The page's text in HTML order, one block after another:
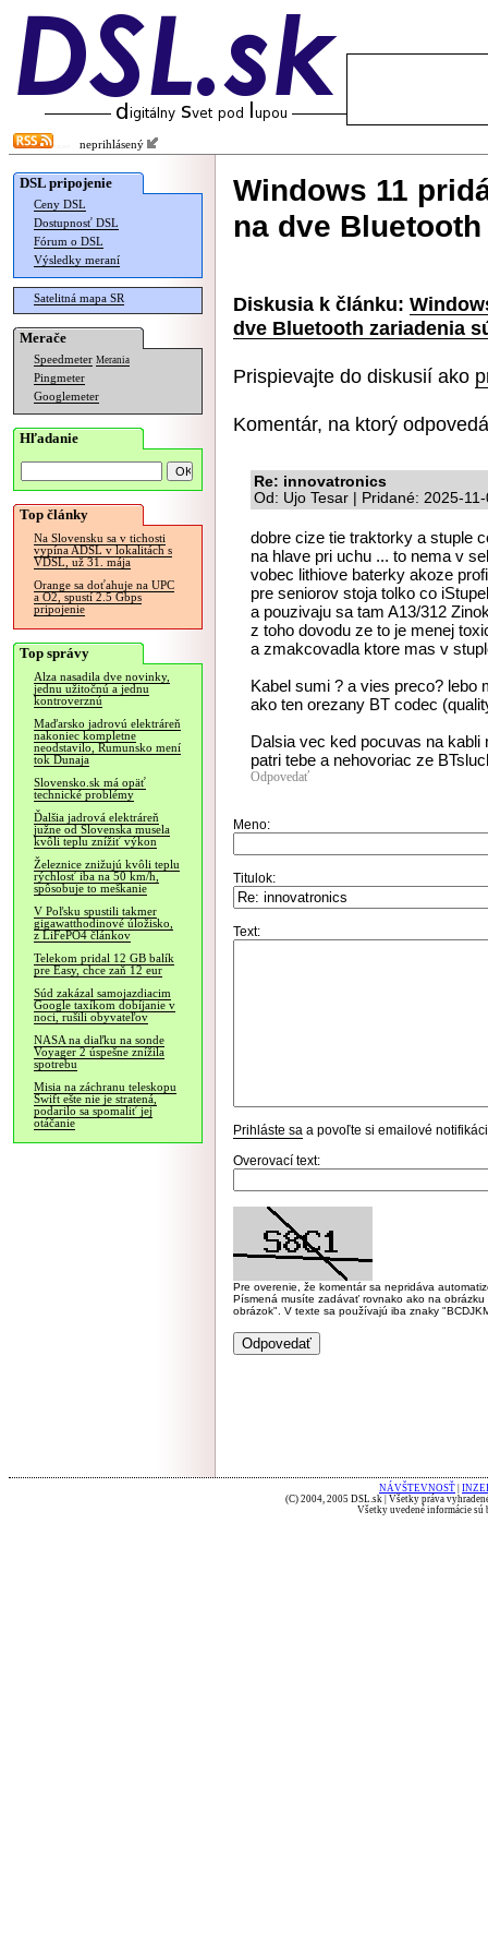
neprihlásený
DSL pripojenie
Ceny DSL
Dostupnosť DSL
Fórum o DSL
Výsledky meraní
Satelitná mapa SR
Merače
Speedmeter Merania
Pingmeter
Googlemeter
Hľadanie
Top články
Na Slovensku sa v tichosti
vypína ADSL v lokalitách s
VDSL, už 31. mája
Orange sa doťahuje na UPC
a O2, spustí 2.5 Gbps
pripojenie
Top správy
Alza nasadila dve novinky,
jednu užitočnú a jednu
kontroverznú
Maďarsko jadrovú elektráreň
nakoniec kompletne
neodstavilo, Rumunsko mení
tok Dunaja
Slovensko.sk má opäť
technické problémy
Ďalšia jadrová elektráreň
južne od Slovenska musela
kvôli teplu znížiť výkon
Železnice znižujú kvôli teplu
rýchlosť iba na 50 km/h,
spôsobuje to meškanie
V Poľsku spustili takmer
gigawatthodinové úložisko,
z LiFePO4 článkov
Telekom pridal 12 GB balík
pre Easy, chce zaň 12 eur
Súd zakázal samojazdiacim
Google taxíkom dobíjanie v
noci, rušili obyvateľov
NASA na diaľku na sonde
Voyager 2 úspešne znížila
spotrebu
Misia na záchranu teleskopu
Swift ešte nie je stratená,
podarilo sa spomaliť jej
otáčanie
Windows 11
na dve
Diskusia k článku:
dve Bluetooth zariadenia
Prispievajte do diskusií ako
Komentár, na ktorý
Re: innovatronics
Od: Ujo Tesar | Pridané: 2025-
dobre cize tie traktorky a stuple
na hlave pri uchu ... to nema v
vobec lithiove baterky akoze
pre seniorov stoja tolko co
a pouzivaju sa tam A13/312
z toho dovodu ze to je menej
a zmakcovadla ktore mas v
Kabel sumi ? a vies preco? lebo
ako ten orezany BT codec
Dalsia vec ked pocuvas na kabli
patri tebe a nehovoriac ze
Odpovedať
Meno:
Titulok:
Text:
Prihláste sa a povoľte si emailové
Overovací text:
Pre overenie, že komentár sa nepridáva
Písmená musíte zadávať rovnako ako na
obrázok". V texte sa používajú iba znaky
NÁVŠTEVNOSŤ
(C) 2004, 2005 DSL.sk | Všetky práva
Všetky uvedené informácie sú